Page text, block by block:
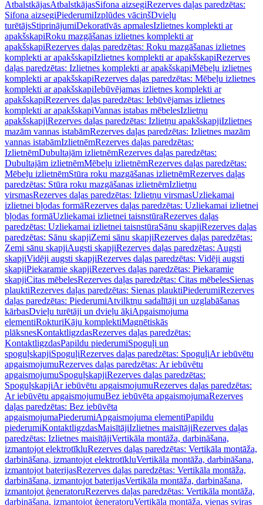
AtbalstkājasAtbalstkājasSifona aizsegiRezerves daļas paredzētas:
Sifona aizsegiPiederumiIzplūdes vāciņšDvieļu
turētājsStiprinājumiDekoratīvās apmalesIzlietnes komplekti ar
apakšskapiRoku mazgāšanas izlietnes komplekti ar
apakšskapiRezerves daļas paredzētas: Roku mazgāšanas izlietnes
komplekti ar apakšskapiIzlietnes komplekti ar apakšskapiRezerves
daļas paredzētas: Izlietnes komplekti ar apakšskapiMēbeļu izlietnes
komplekti ar apakšskapiRezerves daļas paredzētas: Mēbeļu izlietnes
komplekti ar apakšskapiIebūvējamas izlietnes komplekti ar
apakšskapiRezerves daļas paredzētas: Iebūvējamas izlietnes
komplekti ar apakšskapiVannas istabas mēbelesIzlietņu
apakšskapjiRezerves daļas paredzētas: Izlietņu apakšskapjiIzlietnes
mazām vannas istabāmRezerves daļas paredzētas: Izlietnes mazām
vannas istabāmIzlietnēmRezerves daļas paredzētas:
IzlietnēmDubultajām izlietnēmRezerves daļas paredzētas:
Dubultajām izlietnēmMēbeļu izlietnēmRezerves daļas paredzētas:
Mēbeļu izlietnēmStūra roku mazgāšanas izlietnēmRezerves daļas
paredzētas: Stūra roku mazgāšanas izlietnēmIzlietņu
virsmasRezerves daļas paredzētas: Izlietņu virsmasUzliekamai
izlietnei bļodas formāRezerves daļas paredzētas: Uzliekamai izlietnei
bļodas formāUzliekamai izlietnei taisnstūraRezerves daļas
paredzētas: Uzliekamai izlietnei taisnstūraSānu skapjiRezerves daļas
paredzētas: Sānu skapjiZemi sānu skapjiRezerves daļas paredzētas:
Zemi sānu skapjiAugsti skapjiRezerves daļas paredzētas: Augsti
skapjiVidēji augsti skapjiRezerves daļas paredzētas: Vidēji augsti
skapjiPiekaramie skapjiRezerves daļas paredzētas: Piekaramie
skapjiCitas mēbelesRezerves daļas paredzētas: Citas mēbelesSienas
plauktiRezerves daļas paredzētas: Sienas plauktiPiederumiRezerves
daļas paredzētas: PiederumiAtvilktņu sadalītāji un uzglabāšanas
kārbasDvieļu turētāji un dvieļu āķiApgaismojuma
elementiRokturiKāju komplektiMagnētiskās
plāksnesKontaktligzdasRezerves daļas paredzētas:
KontaktligzdasPapildu piederumiSpoguļi un
spoguļskapjiSpoguļiRezerves daļas paredzētas: SpoguļiAr iebūvētu
apgaismojumuRezerves daļas paredzētas: Ar iebūvētu
apgaismojumuSpoguļskapjiRezerves daļas paredzētas:
SpoguļskapjiAr iebūvētu apgaismojumuRezerves daļas paredzētas:
Ar iebūvētu apgaismojumuBez iebūvēta apgaismojumaRezerves
daļas paredzētas: Bez iebūvēta
apgaismojumaPiederumiApgaismojuma elementiPapildu
piederumiKontaktligzdasMaisītājiIzlietnes maisītājiRezerves daļas
paredzētas: Izlietnes maisītājiVertikāla montāža, darbināšana,
izmantojot elektrotīkluRezerves daļas paredzētas: Vertikāla montāža,
darbināšana, izmantojot elektrotīkluVertikāla montāža, darbināšana,
izmantojot baterijasRezerves daļas paredzētas: Vertikāla montāža,
darbināšana, izmantojot baterijasVertikāla montāža, darbināšana,
izmantojot ģeneratoruRezerves daļas paredzētas: Vertikāla montāža,
darbināšana, izmantojot ģeneratoruVertikāla montāža, vienas sviras